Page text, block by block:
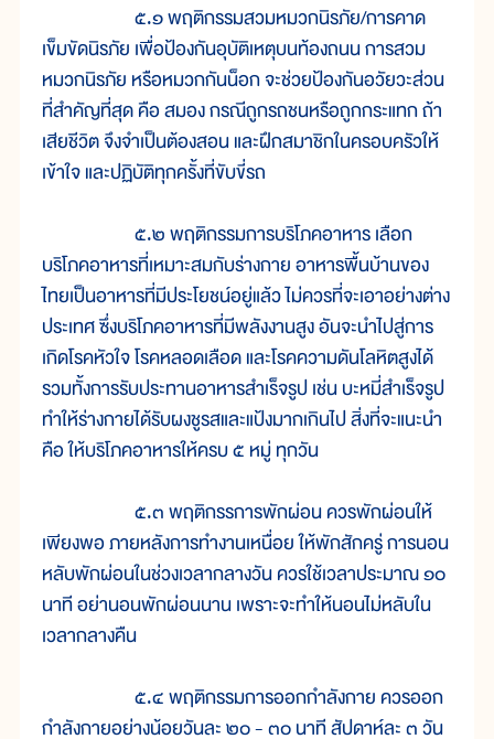
๕.๑ พฤติกรรมสวมหมวกนิรภัย/การคาด
เข็มขัดนิรภัย เพื่อป้องกันอุบัติเหตุบนท้องถนน การสวม
หมวกนิรภัย หรือหมวกกันน็อก จะช่วยป้องกันอวัยวะส่วน
ที่สำคัญที่สุด คือ สมอง กรณีถูกรถชนหรือถูกกระแทก ถ้า
เสียชีวิต จึงจำเป็นต้องสอน และฝึกสมาชิกในครอบครัวให้
เข้าใจ และปฏิบัติทุกครั้งที่ขับขี่รถ
๕.๒ พฤติกรรมการบริโภคอาหาร เลือก
บริโภคอาหารที่เหมาะสมกับร่างกาย อาหารพื้นบ้านของ
ไทยเป็นอาหารที่มีประโยชน์อยู่แล้ว ไม่ควรที่จะเอาอย่างต่าง
ประเทศ ซึ่งบริโภคอาหารที่มีพลังงานสูง อันจะนำไปสู่การ
เกิดโรคหัวใจ โรคหลอดเลือด และโรคความดันโลหิตสูงได้
รวมทั้งการรับประทานอาหารสำเร็จรูป เช่น บะหมี่สำเร็จรูป
ทำให้ร่างกายได้รับผงชูรสและแป้งมากเกินไป สิ่งที่จะแนะนำ
คือ ให้บริโภคอาหารให้ครบ ๕ หมู่ ทุกวัน
๕.๓ พฤติกรรการพักผ่อน ควรพักผ่อนให้
เพียงพอ ภายหลังการทำงานเหนื่อย ให้พักสักครู่ การนอน
หลับพักผ่อนในช่วงเวลากลางวัน ควรใช้เวลาประมาณ ๑๐
นาที อย่านอนพักผ่อนนาน เพราะจะทำให้นอนไม่หลับใน
เวลากลางคืน
๕.๔ พฤติกรรมการออกกำลังกาย ควรออก
กำลังกายอย่างน้อยวันละ ๒๐ - ๓๐ นาที สัปดาห์ละ ๓ วัน